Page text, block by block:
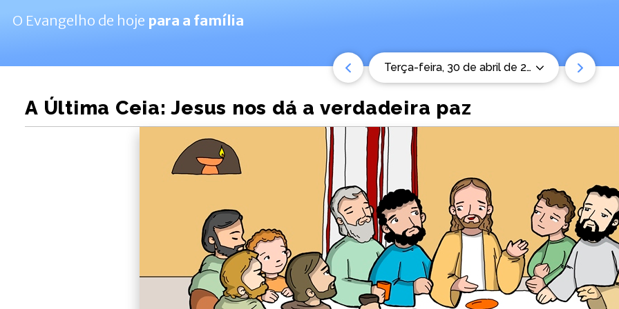
O Evangelho de hoje para a família
terça-feira, 30 de abril de 2024
A Última Ceia: Jesus nos dá a verdadeira paz